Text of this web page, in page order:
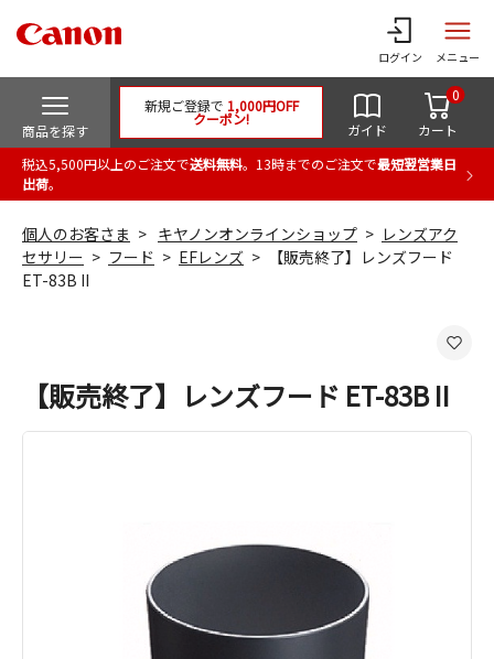
ログイン メニュー
商品を探す
新規ご登録で 1,000円OFF
クーポン!
ガイド カート
0
税込5,500円以上のご注文で送料無料。13時までのご注文で最短翌営業日
出荷。
個人のお客さま キヤノンオンラインショップ
レンズアク
セサリー
フード EFレンズ
【販売終了】レンズフード
ET-83B II
【販売終了】レンズフード ET-83B II